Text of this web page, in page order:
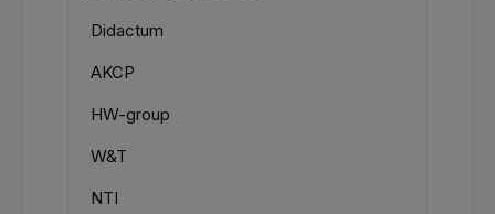
Didactum
AKCP
HW-group
W&T
NTI